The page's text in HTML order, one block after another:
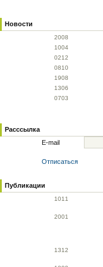
Новости
2008
1004
0212
0810
1908
1306
0703
Расссылка
E-mail
Отписаться
Публикации
1011
2001
1312